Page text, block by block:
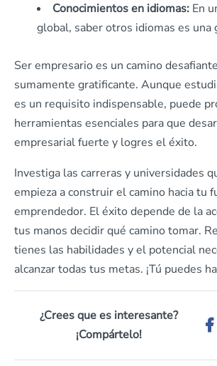
Conocimientos en idiomas: En
global, saber otros idiomas es una
Ser empresario es un camino
sumamente gratificante. Aunque
es un requisito indispensable, puede
herramientas esenciales para que
empresarial fuerte y logres el éxito.
Investiga las carreras y universidades
empieza a construir el camino hacia tu
emprendedor. El éxito depende de la
tus manos decidir qué camino tomar.
tienes las habilidades y el potencial
alcanzar todas tus metas. ¡Tú puedes
¿Crees que es interesante?
¡Compártelo!